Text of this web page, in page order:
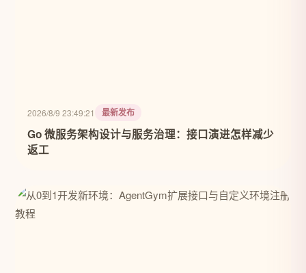
2026/8/9 23:49:21 最新发布
Go 微服务架构设计与服务治理：接口演进怎样减少
返工